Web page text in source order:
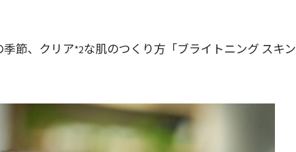
季節、クリア*2な肌のつくり方「ブライトニング スキン